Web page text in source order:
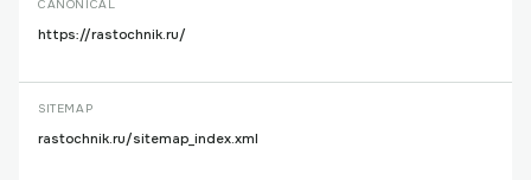
CANONICAL
https://rastochnik.ru/
SITEMAP
rastochnik.ru/sitemap_index.xml